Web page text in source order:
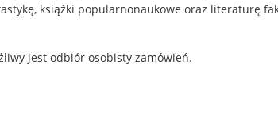
książki popularnonaukowe oraz literaturę
jest odbiór osobisty zamówień.